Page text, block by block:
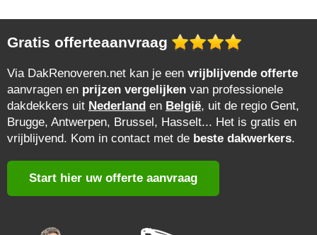
Gratis offerteaanvraag
Via DakRenoveren.net kan je een vrijblijvende offerte
aanvragen en prijzen vergelijken van professionele
dakdekkers uit Nederland en België, uit de regio Gent,
Brugge, Antwerpen, Brussel, Hasselt... Het is gratis en
vrijblijvend. Kom in contact met de beste dakwerkers.
Start hier uw offerte aanvraag